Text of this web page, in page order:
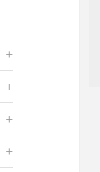
+
+
+
+